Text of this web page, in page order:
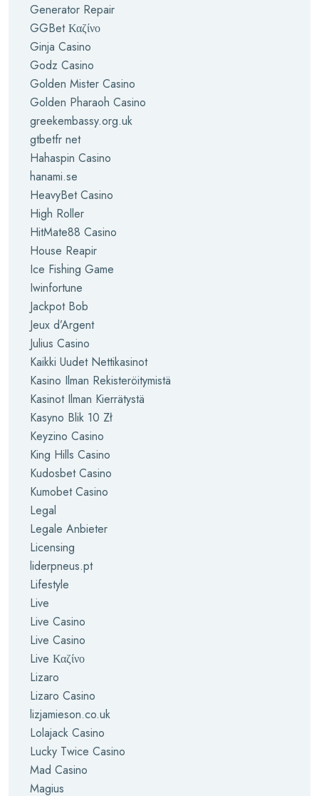
Generator Repair
GGBet Καζίνο
Ginja Casino
Godz Casino
Golden Mister Casino
Golden Pharaoh Casino
greekembassy.org.uk
gtbetfr net
Hahaspin Casino
hanami.se
HeavyBet Casino
High Roller
HitMate88 Casino
House Reapir
Ice Fishing Game
Iwinfortune
Jackpot Bob
Jeux d’Argent
Julius Casino
Kaikki Uudet Nettikasinot
Kasino Ilman Rekisteröitymistä
Kasinot Ilman Kierrätystä
Kasyno Blik 10 Zł
Keyzino Casino
King Hills Casino
Kudosbet Casino
Kumobet Casino
Legal
Legale Anbieter
Licensing
liderpneus.pt
Lifestyle
Live
Live Casino
Live Casino
Live Καζίνο
Lizaro
Lizaro Casino
lizjamieson.co.uk
Lolajack Casino
Lucky Twice Casino
Mad Casino
Magius